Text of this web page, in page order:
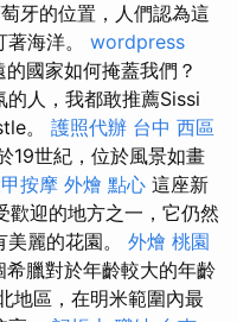
牙的位置，人們認為這
海洋。 wordpress
的國家如何掩蓋我們？
人，我都敢推薦Sissi
。 護照代辦 台中 西區
19世紀，位於風景如畫
按摩 外燴 點心 這座新
歡迎的地方之一，它仍然
麗的花園。 外燴 桃園
希臘對於年齡較大的年齡
地區，在明米範圍內最